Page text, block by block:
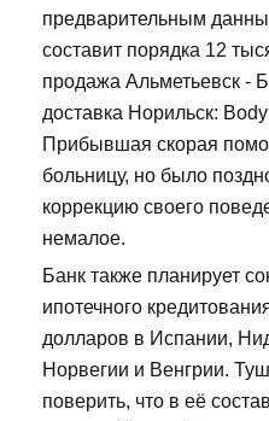
предварительным
составит порядка 12
продажа Альметьевск -
доставка Норильск:
Прибывшая скорая
больницу, но было
коррекцию своего
немалое.
Банк также планирует
ипотечного
долларов в Испании,
Норвегии и Венгрии.
поверить, что в её